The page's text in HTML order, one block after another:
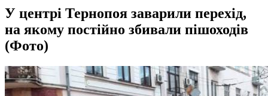
У центрі Тернопоя заварили перехід,
на якому постійно збивали пішоходів
(Фото)